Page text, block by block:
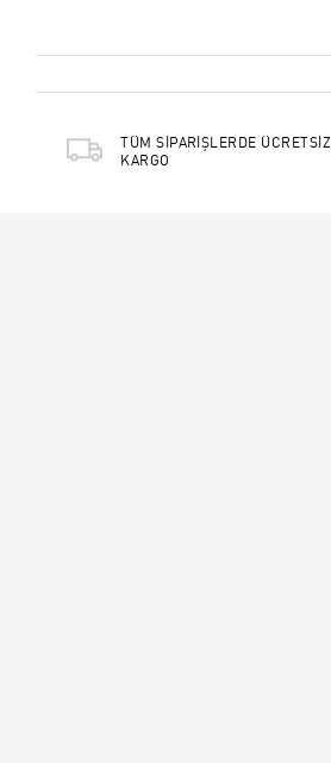
TÜM SİPARİŞLERDE ÜCRETSİZ
KARGO